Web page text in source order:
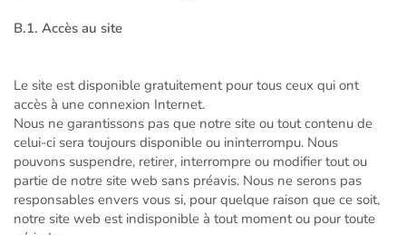
B.1. Accès au site
Le site est disponible gratuitement pour tous ceux qui ont
accès à une connexion Internet.
Nous ne garantissons pas que notre site ou tout contenu de
celui-ci sera toujours disponible ou ininterrompu. Nous
pouvons suspendre, retirer, interrompre ou modifier tout ou
partie de notre site web sans préavis. Nous ne serons pas
responsables envers vous si, pour quelque raison que ce soit,
notre site web est indisponible à tout moment ou pour toute